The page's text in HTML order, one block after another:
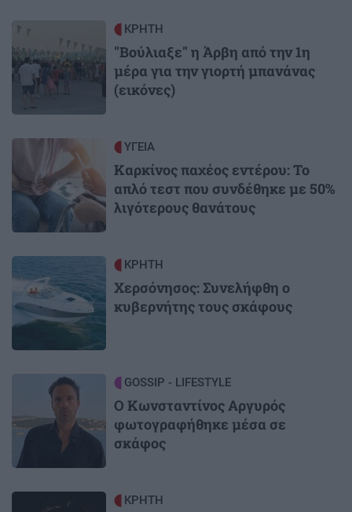
Image ΚΡΗΤΗ
"Βούλιαξε" η Άρβη από την 1η
μέρα για την γιορτή μπανάνας
(εικόνες)
ΥΓΕΙΑ
Καρκίνος παχέος εντέρου: Το
απλό τεστ που συνδέθηκε με 50%
λιγότερους θανάτους
ΚΡΗΤΗ
Χερσόνησος: Συνελήφθη ο
κυβερνήτης τους σκάφους
GOSSIP - LIFESTYLE
Ο Κωνσταντίνος Αργυρός
φωτογραφήθηκε μέσα σε
σκάφος
ΚΡΗΤΗ